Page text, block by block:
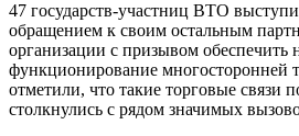
47 государств-участниц ВТО
обращением к своим остальным
организации с призывом обеспечить
функционирование многосторонней
отметили, что такие торговые связи
столкнулись с рядом значимых